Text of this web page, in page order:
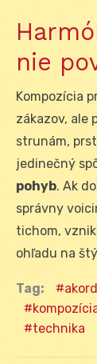
nie
Kompozícia
zákazov, ale
strunám,
jedinečný
pohyb. Ak
správny
tichom,
ohľadu na
Tag:
technika